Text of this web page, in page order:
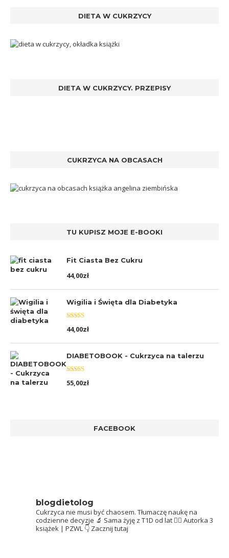
DIETA W CUKRZYCY
DIETA W CUKRZYCY. PRZEPISY
CUKRZYCA NA OBCASACH
TU KUPISZ MOJE E-BOOKI
Fit Ciasta Bez Cukru
44,00zł
Wigilia i Święta dla Diabetyka
Oceniono
5.00na 5
44,00zł
DIABETOBOOK - Cukrzyca na talerzu
Oceniono
5.00na 5
55,00zł
FACEBOOK
blogdietolog
Cukrzyca nie musi być chaosem. Tłumaczę naukę na
codzienne decyzje 🔬 Sama żyję z T1D od lat 👩‍⚕️ Autorka 3
książek | PZWL 👇 Zacznij tutaj